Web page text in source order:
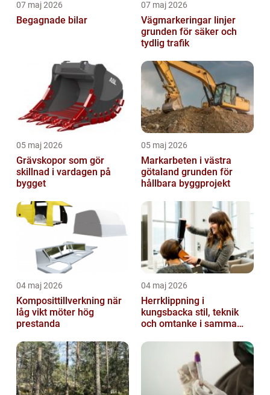
07 maj 2026
Begagnade bilar
07 maj 2026
Vägmarkeringar linjer
grunden för säker och
tydlig trafik
05 maj 2026
Grävskopor som gör
skillnad i vardagen på
bygget
05 maj 2026
Markarbeten i västra
götaland grunden för
hållbara byggprojekt
04 maj 2026
Komposittillverkning när
låg vikt möter hög
prestanda
04 maj 2026
Herrklippning i
kungsbacka stil, teknik
och omtanke i samma